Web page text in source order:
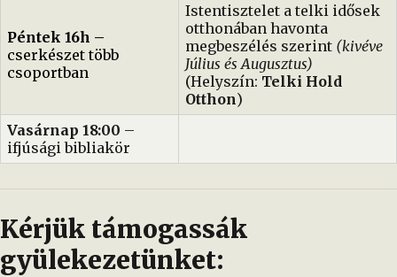
Péntek 16h –
cserkészet több
csoportban
Istentisztelet a telki idősek
otthonában havonta
megbeszélés szerint (kivéve
Július és Augusztus)
(Helyszín: Telki Hold
Otthon)
Vasárnap 18:00 –
ifjúsági bibliakör
Kérjük támogassák
gyülekezetünket: